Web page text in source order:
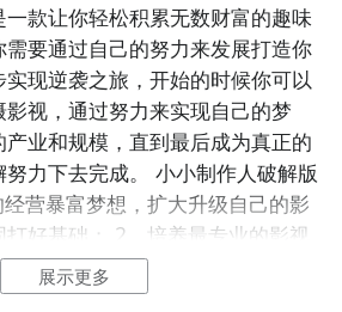
款让你轻松积累无数财富的趣味
要通过自己的努力来发展打造你
现逆袭之旅，开始的时候你可以
视，通过努力来实现自己的梦
业和规模，直到最后成为真正的
力下去完成。 小小制作人破解版
营暴富梦想，扩大升级自己的影
好基础； 2、培养最专业的影视
自己的梦想，拍摄一些有趣的事
机事件，努力获得更多的收益，
展示更多